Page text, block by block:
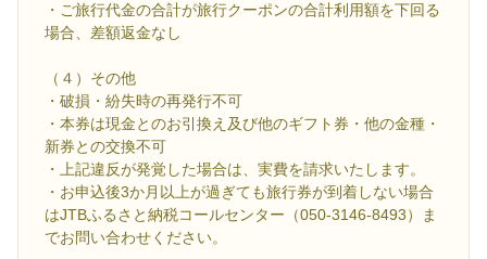
・ご旅行代金の合計が旅行クーポンの合計利用額を下回る
場合、差額返金なし
（４）その他
・破損・紛失時の再発行不可
・本券は現金とのお引換え及び他のギフト券・他の金種・
新券との交換不可
・上記違反が発覚した場合は、実費を請求いたします。
・お申込後3か月以上が過ぎても旅行券が到着しない場合
はJTBふるさと納税コールセンター（050-3146-8493）ま
でお問い合わせください。